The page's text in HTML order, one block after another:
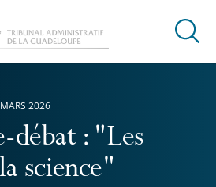
Ouvrir
débat : "Les
science"
2026